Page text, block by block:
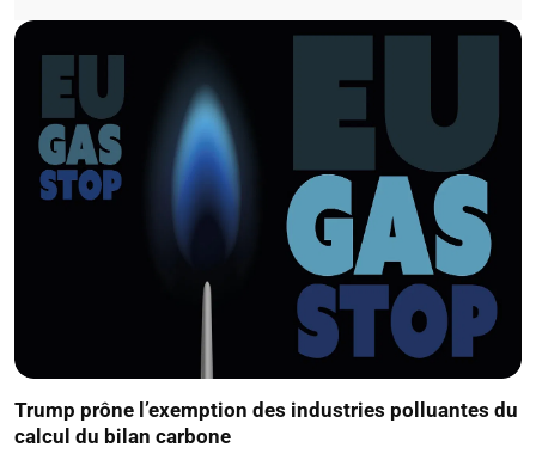
Trump prône l’exemption des industries polluantes du
calcul du bilan carbone